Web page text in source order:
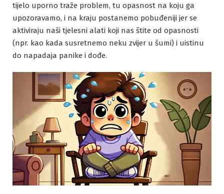
tijelo uporno traže problem, tu opasnost na koju ga
upozoravamo, i na kraju postanemo pobuđeniji jer se
aktiviraju naši tjelesni alati koji nas štite od opasnosti
(npr. kao kada susretnemo neku zvijer u šumi) i uistinu
do napadaja panike i dođe.